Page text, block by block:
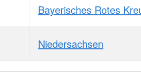
Bayerisches Rotes
Niedersachsen